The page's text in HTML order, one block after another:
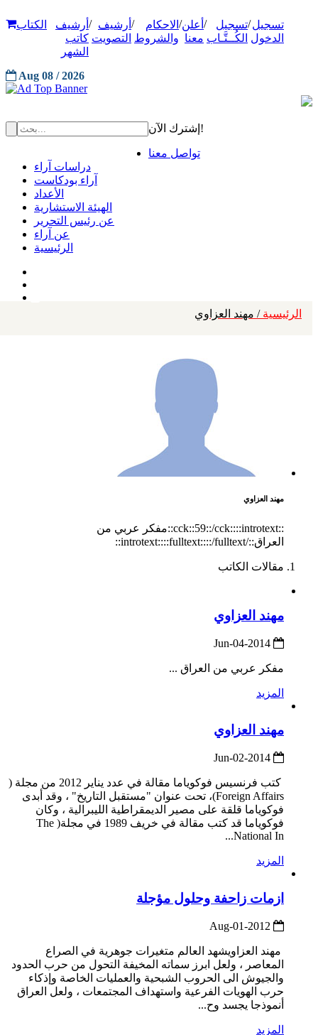
تسجيل
الدخول
/تسجيل
الكُــتَّـاب
/ أعلن
معنا
/ الاحكام
والشروط
/ أرشيف
التصويت
/ أرشيف
كاتب
الشهر
الكتاب
Aug 08 / 2026
إشترك الآن!
تواصل معنا
دراسات آراء
آراء بودكاست
الأعداد
الهيئة الاستشارية
عن رئيس التحرير
عن آراء
الرئيسية
الرئيسية / مهند العزاوي
مهند العزاوي
::cck::59::/cck::::introtext::مفكر عربي من
العراق::/introtext::::fulltext::::/fulltext::
مقالات الكاتب
مهند العزاوي
مفكر عربي من العراق ...
المزيد
مهند العزاوي
كتب فرنسيس فوكوياما مقالة في عدد يناير 2012 من مجلة (
Foreign Affairs)، تحت عنوان "مستقبل التاريخ" ، وقد أبدى
فوكوياما قلقة على مصير الديمقراطية الليبرالية ، وكان
فوكوياما قد كتب مقالة في خريف 1989 في مجلة( The
National In...
المزيد
ازمات زاحفة وحلول مؤجلة
مهند العزاويشهد العالم متغيرات جوهرية في الصراع
المعاصر ، ولعل ابرز سماته المخيفة التحول من حرب الحدود
والجيوش الى الحروب الشبحية والعمليات الخاصة وإذكاء
حرب الهويات الفرعية واستهداف المجتمعات ، ولعل العراق
أنموذجا يجسد وح...
المزيد